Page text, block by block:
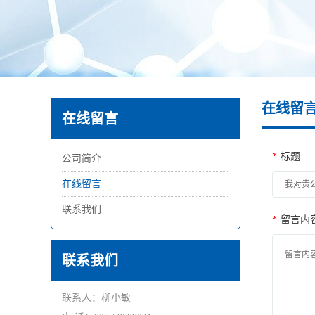
在线留言
公司简介
在线留言
联系我们
联系我们
联系人：柳小敏
在线留
* 标题
* 留言内